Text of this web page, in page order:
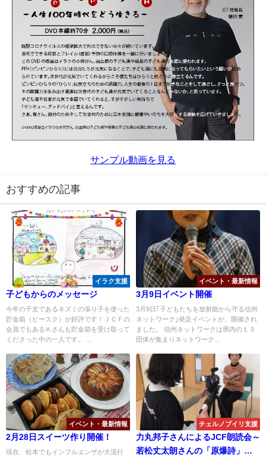
サンプル動画を見る
おすすめの記事
イラク支援
子どもからのメッセージ
今年の干支であるネズミの張り子を使った
貯金箱（ピースク）が好評です！ＪＣＦの
会員でもあるＫさんも貯金箱を受け取って
くださった中の一人です。 ...
イベント・最新情報
3月9日イベント開催
3月9日｢子どもたちを放射能から守る信州
ネットワーク｣発足イベントが、開催され
ました。 信州ネットワークは県内の１３
団体が集まりネットワーク...
イベント・最新情報
2月28日スイーツ作り開催！
現在、松本でもインフルエンザが大流行
チェルノブイリ支援
力丸邦子さんによるJCF朗読会～
若松丈太朗さんの「原爆詩」・